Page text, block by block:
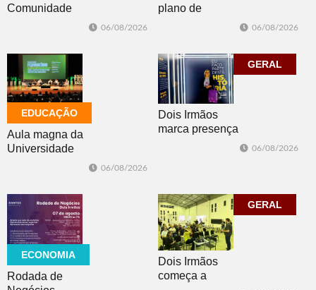
Comunidade
06/08/2026
plano de
temporais no RS
06/08/2026
EDUCAÇÃO
Aula magna da
Universidade
acadêmica em
debate sobre o
feminicídio
06/08/2026
GERAL
Dois Irmãos
marca presença
06/08/2026
ECONOMIA
Rodada de
GERAL
Dois Irmãos
começa a